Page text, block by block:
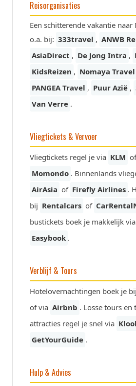
Reisorganisaties
Een schitterende vakantie naar
o.a. bij: 333travel , ANWB
AsiaDirect , De Jong Intra ,
KidsReizen , Nomaya Travel
PANGEA Travel , Puur Azië ,
Van Verre .
Vliegtickets & Vervoer
Vliegtickets regel je via KLM
Momondo . Binnenlands
AirAsia of Firefly Airlines .
bij Rentalcars of
bustickets boek je makkelijk via
Easybook .
Verblijf & Tours
Hotelovernachtingen boek je bij
of via Airbnb . Losse tours en
attracties regel je snel via
GetYourGuide .
Hulp & Advies